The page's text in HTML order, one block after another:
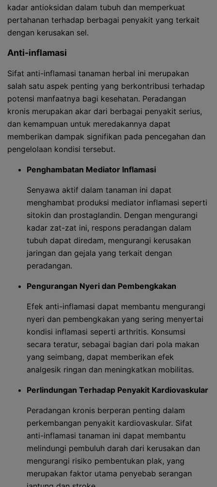
kadar antioksidan dalam tubuh dan memperkuat
pertahanan terhadap berbagai penyakit yang terkait
dengan kerusakan sel.
Anti-inflamasi
Sifat anti-inflamasi tanaman herbal ini merupakan
salah satu aspek penting yang berkontribusi terhadap
potensi manfaatnya bagi kesehatan. Peradangan
kronis merupakan akar dari berbagai penyakit serius,
dan kemampuan untuk meredakannya dapat
memberikan dampak signifikan pada pencegahan dan
pengelolaan kondisi tersebut.
Penghambatan Mediator Inflamasi
Senyawa aktif dalam tanaman ini dapat
menghambat produksi mediator inflamasi seperti
sitokin dan prostaglandin. Dengan mengurangi
kadar zat-zat ini, respons peradangan dalam
tubuh dapat diredam, mengurangi kerusakan
jaringan dan gejala yang terkait dengan
peradangan.
Pengurangan Nyeri dan Pembengkakan
Efek anti-inflamasi dapat membantu mengurangi
nyeri dan pembengkakan yang sering menyertai
kondisi inflamasi seperti arthritis. Konsumsi
secara teratur, sebagai bagian dari pola makan
yang seimbang, dapat memberikan efek
analgesik ringan dan meningkatkan mobilitas.
Perlindungan Terhadap Penyakit Kardiovaskular
Peradangan kronis berperan penting dalam
perkembangan penyakit kardiovaskular. Sifat
anti-inflamasi tanaman ini dapat membantu
melindungi pembuluh darah dari kerusakan dan
mengurangi risiko pembentukan plak, yang
merupakan faktor utama penyebab serangan